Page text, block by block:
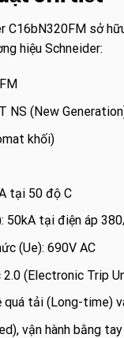
C16bN320FM sở
hiệu Schneider:
NS (New
khối)
tại 50 độ C
50kA tại điện áp
(Ue): 690V AC
(Electronic Trip
quá tải (Long-
vận hành bằng